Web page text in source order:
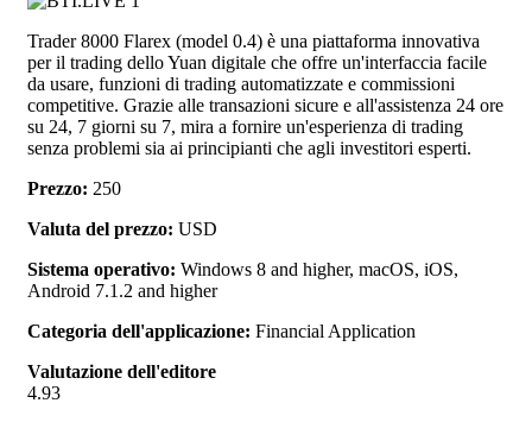
Trader 8000 Flarex (model 0.4) è una piattaforma innovativa
per il trading dello Yuan digitale che offre un'interfaccia facile
da usare, funzioni di trading automatizzate e commissioni
competitive. Grazie alle transazioni sicure e all'assistenza 24 ore
su 24, 7 giorni su 7, mira a fornire un'esperienza di trading
senza problemi sia ai principianti che agli investitori esperti.
Prezzo: 250
Valuta del prezzo: USD
Sistema operativo: Windows 8 and higher, macOS, iOS,
Android 7.1.2 and higher
Categoria dell'applicazione: Financial Application
Valutazione dell'editore
4.93